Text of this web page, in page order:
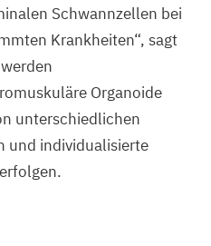
Schwannzellen bei
Krankheiten“, sagt
Organoide
unterschiedlichen
und individualisierte